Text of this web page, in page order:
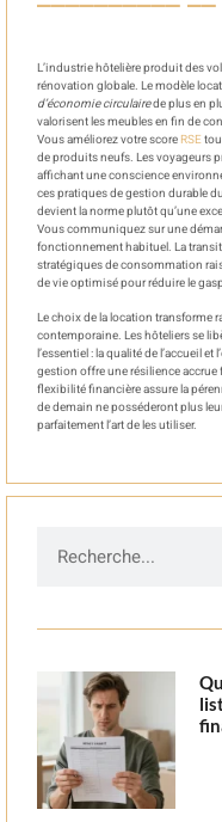
L’industrie hôtelière produit des
rénovation globale. Le modèle
d’économie circulairede plus en
valorisent les meubles en fin de
Vous améliorez votre score RSE
de produits neufs. Les voyageurs
affichant une conscience
ces pratiques de gestion durable
devient la norme plutôt qu’une
Vous communiquez sur une
fonctionnement habituel. La
stratégiques de consommation
de vie optimisé pour réduire le
Le choix de la location transforme
contemporaine. Les hôteliers se
l’essentiel : la qualité de l’accueil
gestion offre une résilience
flexibilité financière assure la
de demain ne posséderont plus
parfaitement l’art de les utiliser.